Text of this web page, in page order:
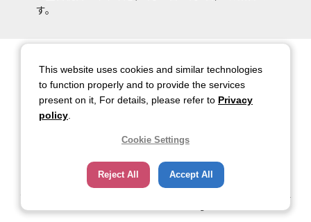
す。
アカウントポリシー
個人情報保護方針
著作権について
お問い合わせ
都庁総合ページへのリンク
トップページ
This website uses cookies and similar technologies
to function properly and to provide the services
present on it, For details, please refer to Privacy
policy
Cookie Settings
Reject All Accept All